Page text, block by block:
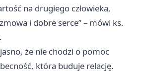
na drugiego człowieka,
i dobre serce” – mówi ks.
że nie chodzi o pomoc
która buduje relację.